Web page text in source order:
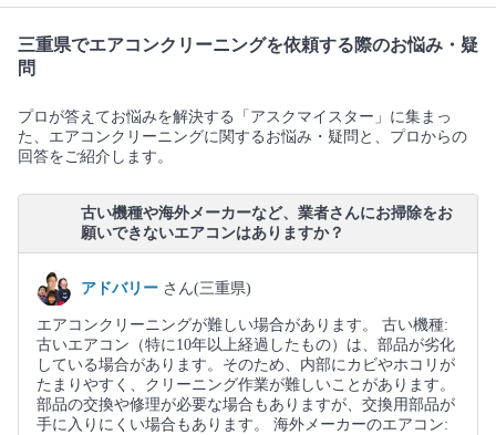
三重県でエアコンクリーニングを依頼する際のお悩み・疑
問
プロが答えてお悩みを解決する「アスクマイスター」に集まっ
た、エアコンクリーニングに関するお悩み・疑問と、プロからの
回答をご紹介します。
古い機種や海外メーカーなど、業者さんにお掃除をお
願いできないエアコンはありますか？
アドバリー さん(三重県)
エアコンクリーニングが難しい場合があります。 古い機種:
古いエアコン（特に10年以上経過したもの）は、部品が劣化
している場合があります。そのため、内部にカビやホコリが
たまりやすく、クリーニング作業が難しいことがあります。
部品の交換や修理が必要な場合もありますが、交換用部品が
手に入りにくい場合もあります。 海外メーカーのエアコン: